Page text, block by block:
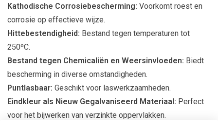
Kathodische Corrosiebescherming: Voorkomt roest en
corrosie op effectieve wijze.
Hittebestendigheid: Bestand tegen temperaturen tot
250ºC.
Bestand tegen Chemicaliën en Weersinvloeden: Biedt
bescherming in diverse omstandigheden.
Puntlasbaar: Geschikt voor laswerkzaamheden.
Eindkleur als Nieuw Gegalvaniseerd Materiaal: Perfect
voor het bijwerken van verzinkte oppervlakken.